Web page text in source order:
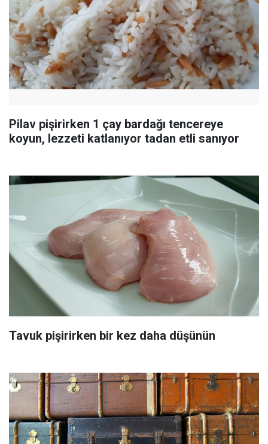
Pilav pişirirken 1 çay bardağı tencereye
koyun, lezzeti katlanıyor tadan etli sanıyor
Tavuk pişirirken bir kez daha düşünün